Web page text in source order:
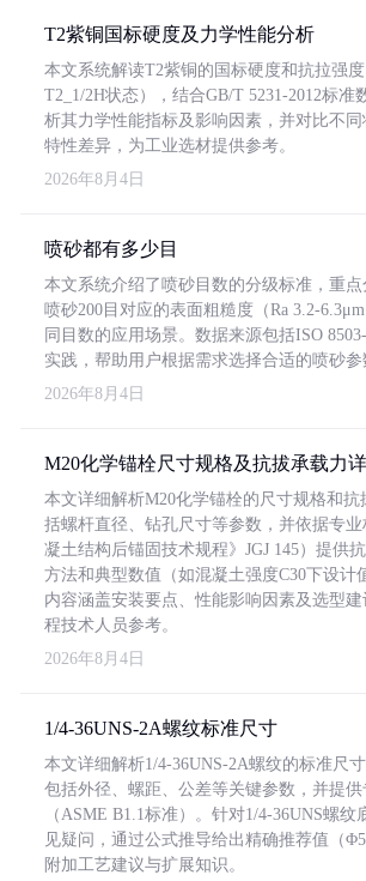
T2紫铜国标硬度及力学性能分析
本文系统解读T2紫铜的国标硬度和抗拉强
T2_1/2H状态），结合GB/T 5231-2012标准
析其力学性能指标及影响因素，并对比不
特性差异，为工业选材提供参考。
2026年8月4日
喷砂都有多少目
本文系统介绍了喷砂目数的分级标准，重
喷砂200目对应的表面粗糙度（Ra 3.2-
同目数的应用场景。数据来源包括ISO
实践，帮助用户根据需求选择合适的喷砂参
2026年8月4日
M20化学锚栓尺寸规格及抗拔承载力
本文详细解析M20化学锚栓的尺寸规格和抗
括螺杆直径、钻孔尺寸等参数，并依据专
凝土结构后锚固技术规程》JGJ 145）提供
方法和典型数值（如混凝土强度C30下设计
内容涵盖安装要点、性能影响因素及选型
程技术人员参考。
2026年8月4日
1/4-36UNS-2A螺纹标准尺寸
本文详细解析1/4-36UNS-2A螺纹的标准尺
包括外径、螺距、公差等关键参数，并提
（ASME B1.1标准）。针对1/4-36UNS螺纹
见疑问，通过公式推导给出精确推荐值（
附加工艺建议与扩展知识。